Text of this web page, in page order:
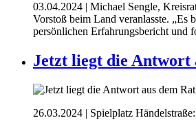
03.04.2024 | Michael Sengle,
Vorstoß beim Land veranlasste. „Es
persönlichen Erfahrungsbericht und
Jetzt liegt die Antwort
26.03.2024 | Spielplatz